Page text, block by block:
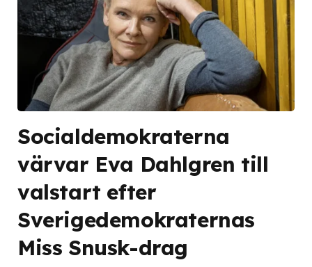
Socialdemokraterna
värvar Eva Dahlgren till
valstart efter
Sverigedemokraternas
Miss Snusk-drag